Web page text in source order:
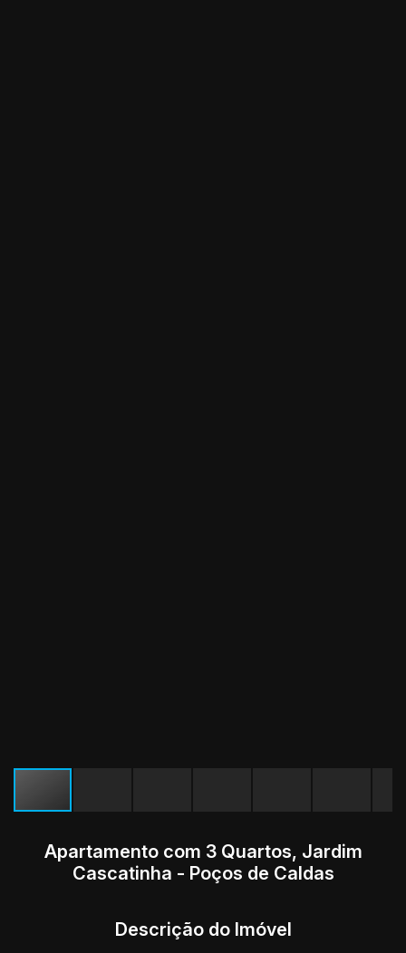
Apartamento com 3 Quartos, Jardim
Cascatinha - Poços de Caldas
Descrição do Imóvel